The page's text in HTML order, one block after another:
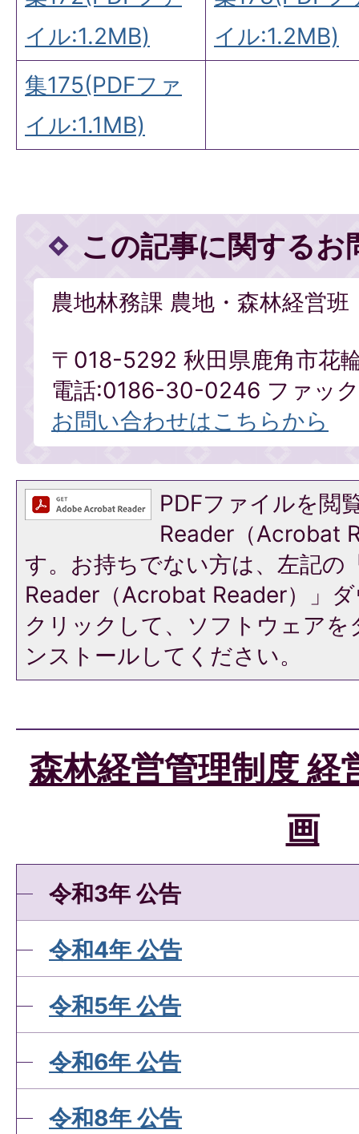
イル:1.2MB)
イル:1.2MB)
集175(PDFファ
イル:1.1MB)
この記事に関するお
農地林務課 農地・森林経営班
〒018-5292 秋田県鹿角市花
電話:0186-30-0246 ファッ
お問い合わせはこちらから
PDFファイルを閲
Reader（Acrobat
す。お持ちでない方は、左記の
Reader（Acrobat Reader）」
クリックして、ソフトウェア
ンストールしてください。
森林経営管理制度 経
画
令和3年 公告
令和4年 公告
令和5年 公告
令和6年 公告
令和8年 公告